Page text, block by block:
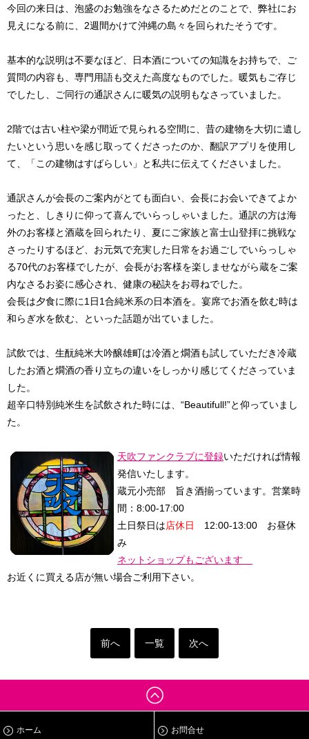
今回の来日は、泡盛のお勉強をなさるためだとのことで、弊社にお
見えになる前に、2週間かけて沖縄の島々を回られたそうです。
基本的な説明は不要なほど、日本酒についての知識をお持ちで、ご
質問の内容も、専門用語も交えた高度なものでした。暖気もご存じ
でしたし、ご同行の通訳さんに暖気の説明もなさっていました。
2階では古い柱や梁が間近で見られる空間に、昔の建物を大切に遺し
たいという思いを感じ取ってくださったのか、翻訳アプリを使用し
て、「この建物はすばらしい」と私共に伝えてくださいました。
通訳さんが会長のご案内がとても面白い、会長にお会いできてよか
ったと、しきりに仰って喜んでいらっしゃいました。通訳の方は海
外のお客様と酒蔵を回られたり、夏にご家族と富士山登拝に挑戦な
さったりするほど、お元気で充実した日常をお過ごしでいらっしゃ
る70代のお客様でしたが、会長がお客様を楽しませながら蔵をご案
内なさるお姿に感心され、健康の秘訣をお尋ねでした。
会長は夕食に際に1日1合純米系の日本酒を。宴席でお酒を飲む時は
和らぎ水を飲む、といった話題が出ていました。
試飲では、生酛純米大吟醸雄町は冷酒と燗酒も試していただき冷蔵
したお酒と燗酒の香り立ちの違いをしっかり感じてくださっていま
した。
超辛口特別純米生を試飲された時には、“Beautifull!”と仰っていまし
た。
天吹ファンクラブに登録いただければ情報
発信いたします。
蔵元小売部 旨き酒揃っています。 営業時
間：8:00-17:00
土日祭日は店休日 12:00-13:00 お昼休
み
ネットショップもございます
お近くに買える店が無い場合ご利用下さい。
前へ 一覧 次へ
ホーム お問合せ